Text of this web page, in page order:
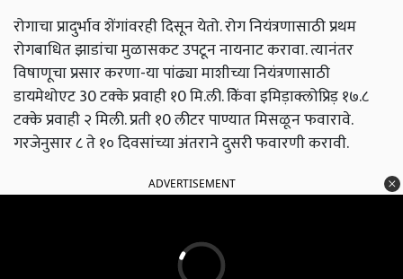
रोगाचा प्रादुर्भाव शेंगांवरही दिसून येतो. रोग नियंत्रणासाठी प्रथम
रोगबाधित झाडांचा मुळासकट उपटून नायनाट करावा. त्यानंतर
विषाणूचा प्रसार करणा-या पांढ्या माशीच्या नियंत्रणासाठी
डायमेथोएट 30 टक्के प्रवाही १0 मि.ली. केिंवा इमिड़ाक्लोप्रिड़ १७.८
टक्के प्रवाही २ मिली. प्रती १0 लीटर पाण्यात मिसळून फवारावे.
गरजेनुसार ८ ते १० दिवसांच्या अंतराने दुसरी फवारणी करावी.
ADVERTISEMENT